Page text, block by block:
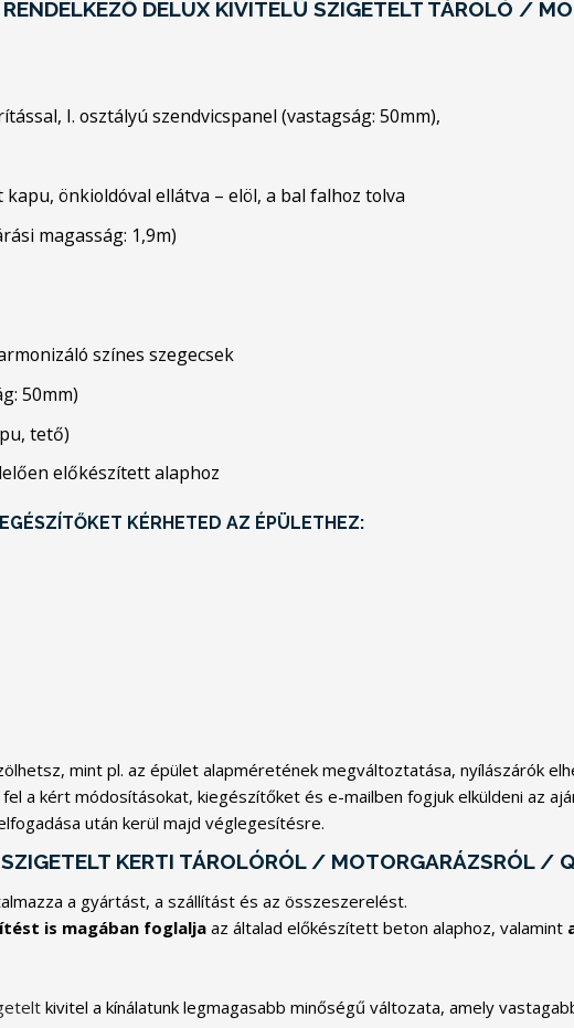
DELUX KIVITELŰ SZIGETELT TÁROLÓ /
I. osztályú szendvicspanel (vastagság: 50mm),
önkioldóval ellátva – elöl, a bal falhoz tolva
magasság: 1,9m)
színes szegecsek
50mm)
tető)
előkészített alaphoz
KÉRHETED AZ ÉPÜLETHEZ:
mint pl. az épület alapméretének megváltoztatása, nyílászárók
a kért módosításokat, kiegészítőket és e-mailben fogjuk elküldeni az
után kerül majd véglegesítésre.
KERTI TÁROLÓRÓL / MOTORGARÁZSRÓL /
a gyártást, a szállítást és az összeszerelést.
is magában foglalja az általad előkészített beton alaphoz, valamint
kivitel a kínálatunk legmagasabb minőségű változata, amely